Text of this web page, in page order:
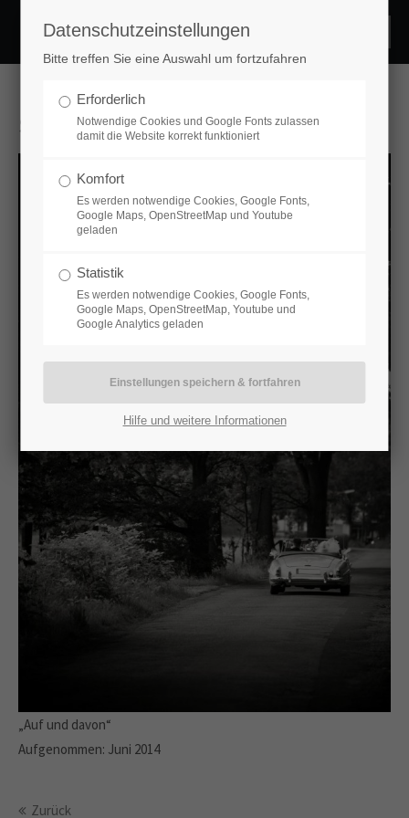
Login
Passwort
Anmelden
|Lost your password?
Support
Lorem ipsum dolor sit amet:
24h / 365days
We offer support for our customers
Mon - Fri 8:00am - 5:00pm (GMT +1)
Get in touch
Have any questions?
Drop us a line
SL
„Auf und davon“
Aufgenommen: Juni 2014
Zurück
Datenschutzeinstellungen
Bitte treffen Sie eine Auswahl um fortzufahren
Erforderlich
Notwendige Cookies und Google Fonts zulassen
damit die Website korrekt funktioniert
Komfort
Es werden notwendige Cookies, Google Fonts,
Google Maps, OpenStreetMap und Youtube
geladen
Statistik
Es werden notwendige Cookies, Google Fonts,
Google Maps, OpenStreetMap, Youtube und
Google Analytics geladen
Hilfe und weitere Informationen